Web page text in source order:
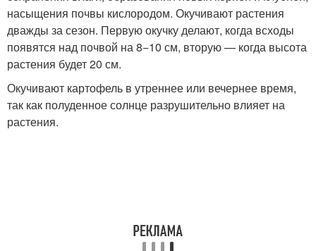
насыщения почвы кислородом. Окучивают растения
дважды за сезон. Первую окучку делают, когда всходы
появятся над почвой на 8−10 см, вторую — когда высота
растения будет 20 см.
Окучивают картофель в утреннее или вечернее время,
так как полуденное солнце разрушительно влияет на
растения.